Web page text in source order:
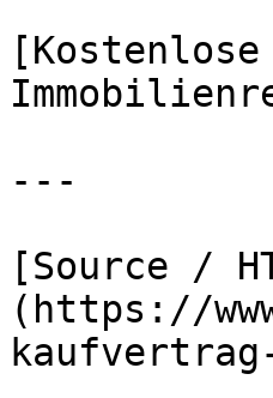
---
[Source /
(https://